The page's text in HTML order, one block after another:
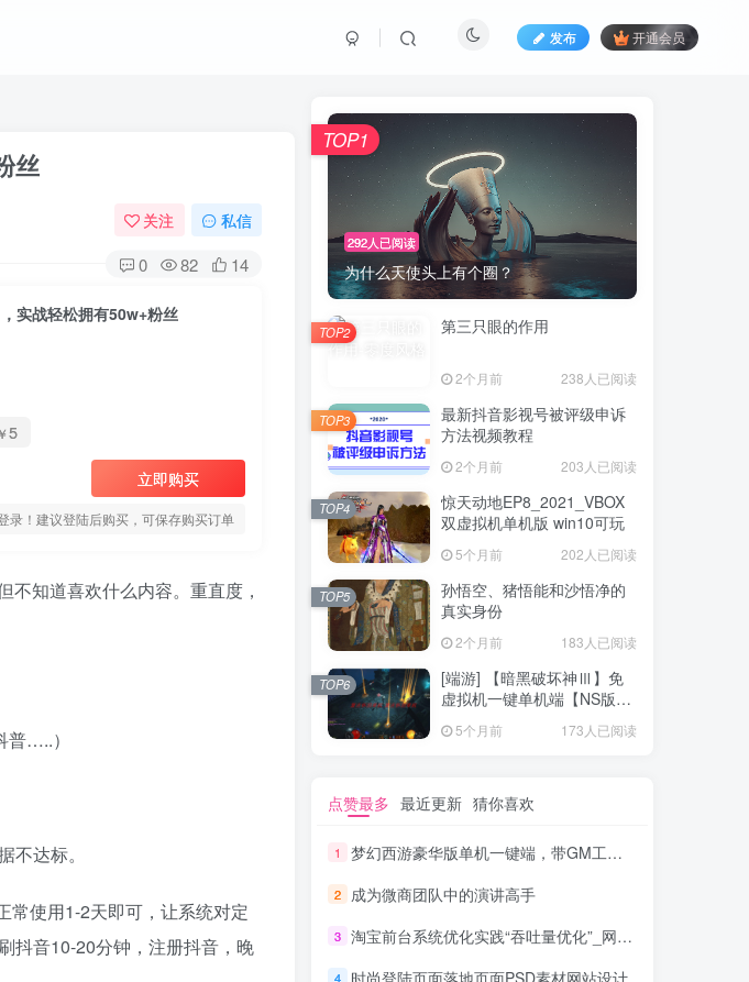
发布 开通会员
丝
关注 私信
0 82 14
实战轻松拥有50w+粉丝
￥5
立即购买
录！建议登陆后购买，可保存购买订单
知道喜欢什么内容。重直度，
…..）
达标。
常使用1-2天即可，让系统对定
抖音10-20分钟，注册抖音，晚
292人已阅读
为什么天使头上有个圈？
TOP1
第三只眼的作用
2个月前 238人已阅读
TOP2
最新抖音影视号被评级申诉
方法视频教程
2个月前 203人已阅读
TOP3
惊天动地EP8_2021_VBOX
双虚拟机单机版 win10可玩
5个月前 202人已阅读
TOP4
孙悟空、猪悟能和沙悟净的
真实身份
2个月前 183人已阅读
TOP5
[端游] 【暗黑破坏神Ⅲ】免
虚拟机一键单机端【NS版
5个月前 173人已阅读
TOP6
点赞最多 最近更新 猜你喜欢
1 梦幻西游豪华版单机一键端，带GM工具，玩法丰富，功能齐全
2 成为微商团队中的演讲高手
3 淘宝前台系统优化实践“吞吐量优化”_网络营销教程
4